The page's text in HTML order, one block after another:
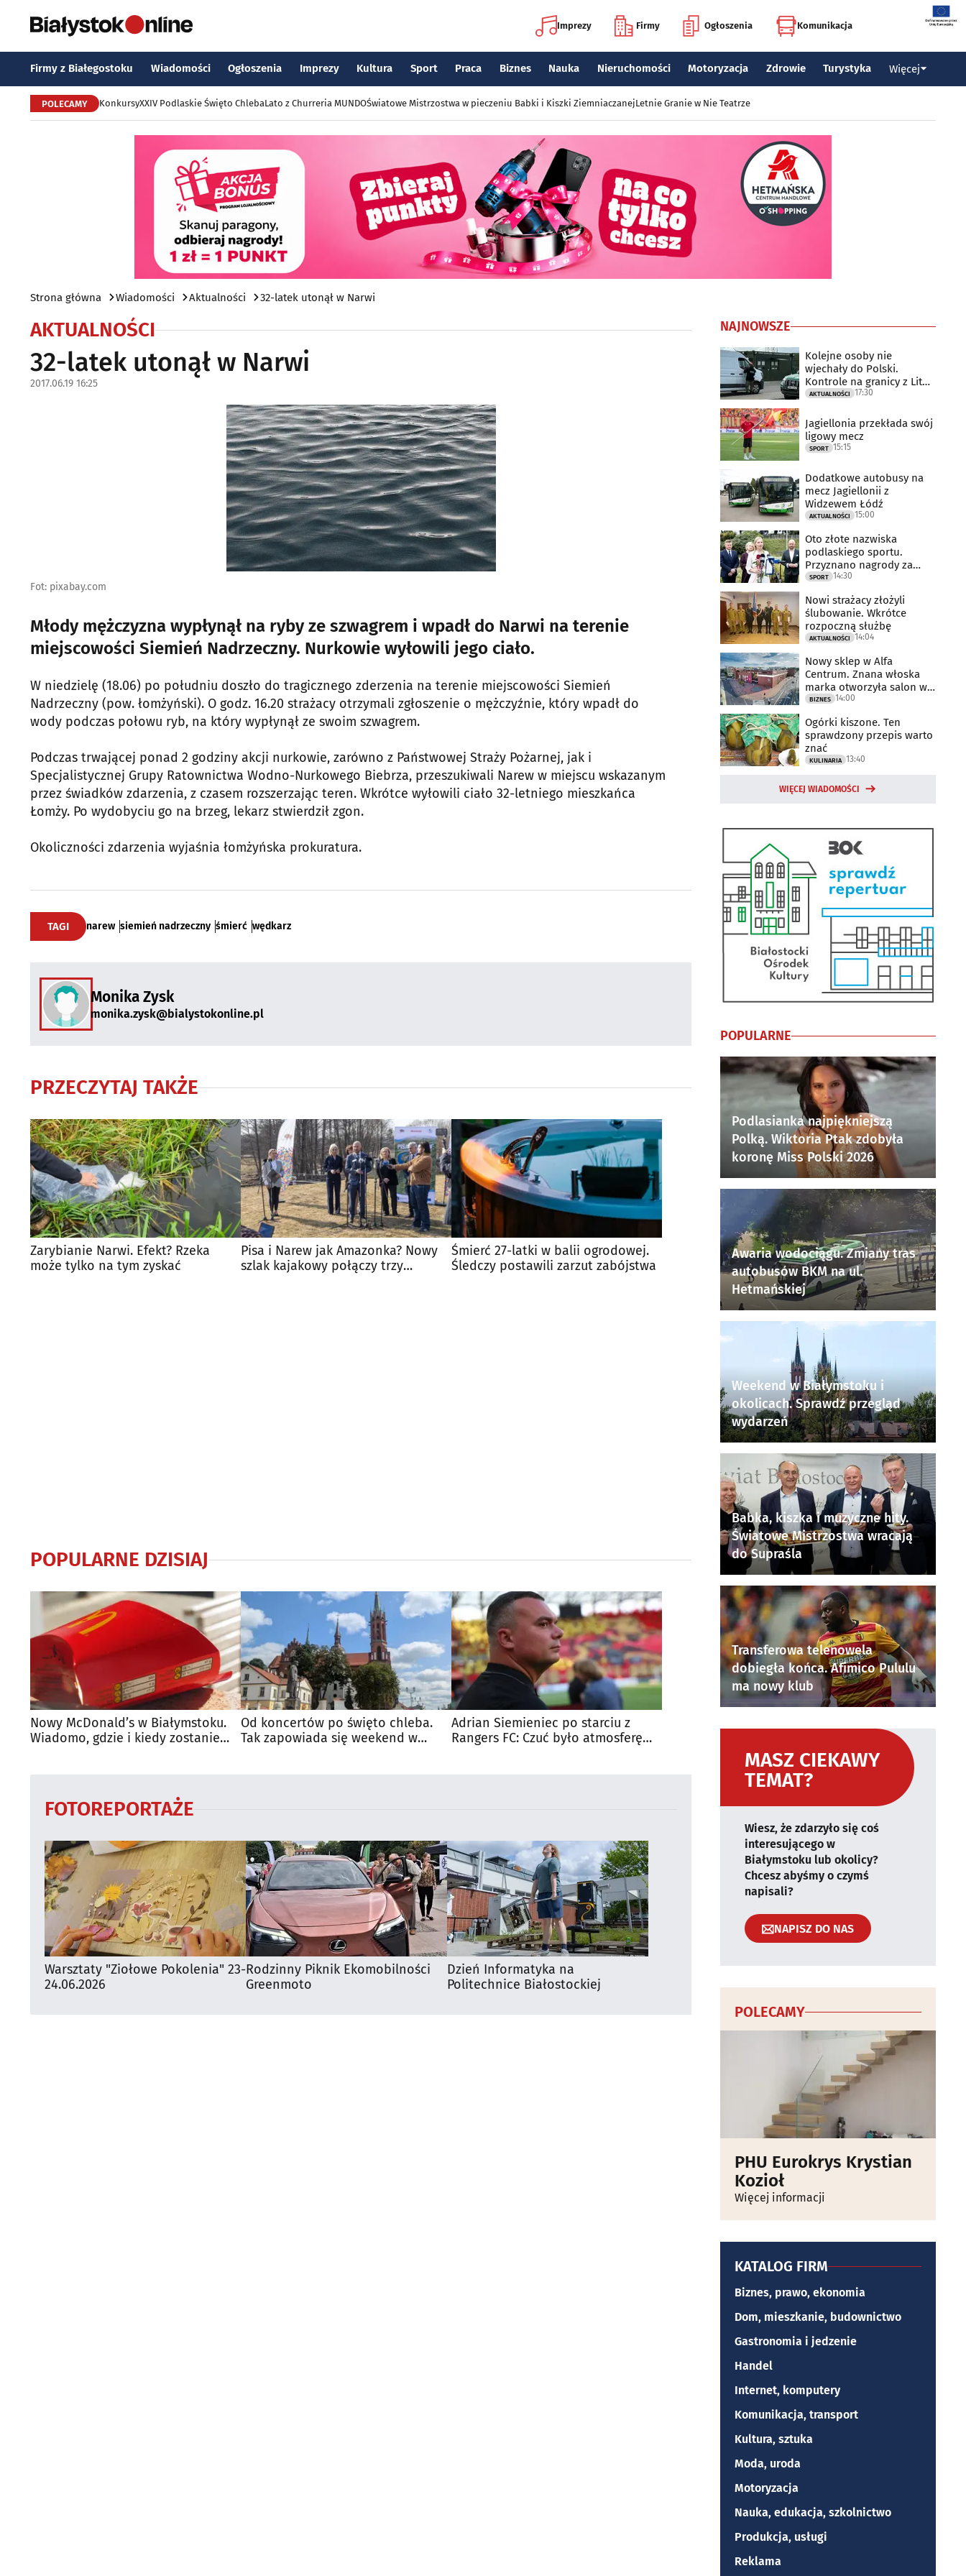
Imprezy Firmy Ogłoszenia Komunikacja
Firmy z Białegostoku Wiadomości Ogłoszenia Imprezy Kultura Sport Praca Biznes Nauka Nieruchomości Motoryzacja Zdrowie Turystyka Więcej
POLECAMY KonkursyXXIV Podlaskie Święto ChlebaLato z Churreria MUNDOŚwiatowe Mistrzostwa w pieczeniu Babki i Kiszki ZiemniaczanejLetnie Granie w Nie Teatrze
Strona główna Wiadomości Aktualności 32-latek utonął w Narwi
AKTUALNOŚCI
32-latek utonął w Narwi
2017.06.19 16:25
Fot: pixabay.com
Młody mężczyzna wypłynął na ryby ze szwagrem i wpadł do Narwi na terenie
miejscowości Siemień Nadrzeczny. Nurkowie wyłowili jego ciało.
W niedzielę (18.06) po południu doszło do tragicznego zderzenia na terenie miejscowości Siemień
Nadrzeczny (pow. łomżyński). O godz. 16.20 strażacy otrzymali zgłoszenie o mężczyźnie, który wpadł do
wody podczas połowu ryb, na który wypłynął ze swoim szwagrem.
Podczas trwającej ponad 2 godziny akcji nurkowie, zarówno z Państwowej Straży Pożarnej, jak i
Specjalistycznej Grupy Ratownictwa Wodno-Nurkowego Biebrza, przeszukiwali Narew w miejscu wskazanym
przez świadków zdarzenia, z czasem rozszerzając teren. Wkrótce wyłowili ciało 32-letniego mieszkańca
Łomży. Po wydobyciu go na brzeg, lekarz stwierdził zgon.
Okoliczności zdarzenia wyjaśnia łomżyńska prokuratura.
TAGI narew siemień nadrzeczny śmierć wędkarz
Monika Zysk
monika.zysk@bialystokonline.pl
PRZECZYTAJ TAKŻE
Zarybianie Narwi. Efekt? Rzeka
może tylko na tym zyskać
Pisa i Narew jak Amazonka? Nowy
szlak kajakowy połączy trzy
Śmierć 27-latki w balii ogrodowej.
Śledczy postawili zarzut zabójstwa
POPULARNE DZISIAJ
Nowy McDonald’s w Białymstoku.
Wiadomo, gdzie i kiedy zostanie
Od koncertów po święto chleba.
Tak zapowiada się weekend w
Adrian Siemieniec po starciu z
Rangers FC: Czuć było atmosferę
FOTOREPORTAŻE
Warsztaty "Ziołowe Pokolenia" 23-
24.06.2026
Rodzinny Piknik Ekomobilności
Greenmoto
Dzień Informatyka na
Politechnice Białostockiej
NAJNOWSZE
Kolejne osoby nie
wjechały do Polski.
Kontrole na granicy z Litwą
trwają
AKTUALNOŚCI 17:30
Jagiellonia przekłada swój
ligowy mecz
SPORT 15:15
Dodatkowe autobusy na
mecz Jagiellonii z
Widzewem Łódź
AKTUALNOŚCI 15:00
Oto złote nazwiska
podlaskiego sportu.
Przyznano nagrody za
2025 rok
SPORT 14:30
Nowi strażacy złożyli
ślubowanie. Wkrótce
rozpoczną służbę
AKTUALNOŚCI 14:04
Nowy sklep w Alfa
Centrum. Znana włoska
marka otworzyła salon w
Białymstoku
BIZNES 14:00
Ogórki kiszone. Ten
sprawdzony przepis warto
znać
KULINARIA 13:40
WIĘCEJ WIADOMOŚCI
POPULARNE
Podlasianka najpiękniejszą
Polką. Wiktoria Ptak zdobyła
koronę Miss Polski 2026
Awaria wodociągu. Zmiany tras
autobusów BKM na ul.
Hetmańskiej
Weekend w Białymstoku i
okolicach. Sprawdź przegląd
wydarzeń
Babka, kiszka i muzyczne hity.
Światowe Mistrzostwa wracają
do Supraśla
Transferowa telenowela
dobiegła końca. Afimico Pululu
ma nowy klub
MASZ CIEKAWY
TEMAT?
Wiesz, że zdarzyło się coś
interesującego w
Białymstoku lub okolicy?
Chcesz abyśmy o czymś
napisali?
NAPISZ DO NAS
POLECAMY
PHU Eurokrys Krystian
Kozioł
Więcej informacji
KATALOG FIRM
Biznes, prawo, ekonomia
Dom, mieszkanie, budownictwo
Gastronomia i jedzenie
Handel
Internet, komputery
Komunikacja, transport
Kultura, sztuka
Moda, uroda
Motoryzacja
Nauka, edukacja, szkolnictwo
Produkcja, usługi
Reklama